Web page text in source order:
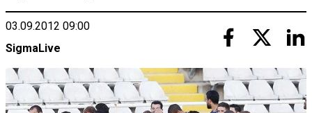
03.09.2012 09:00
SigmaLive